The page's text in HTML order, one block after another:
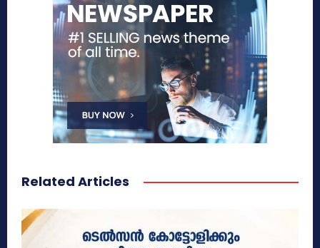
Related Articles